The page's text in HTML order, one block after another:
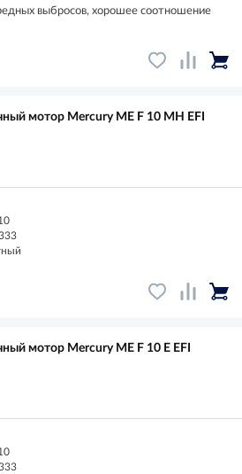
выбросов, хорошее соотношение
мотор Mercury ME F 10 MH EFI
мотор Mercury ME F 10 E EFI